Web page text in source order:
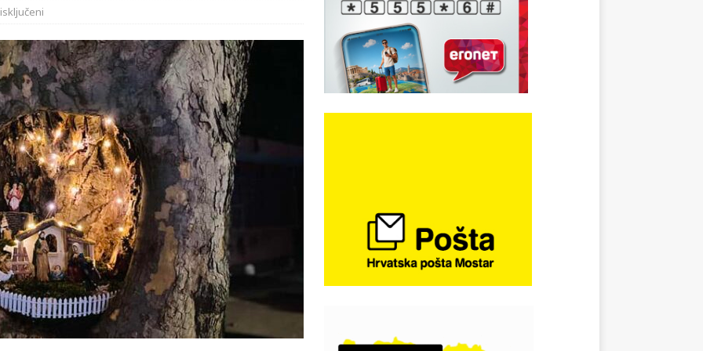
Vozači satima čekaju, dok se drugi ubacuju sa strane
VIJESTI
29. srpnja 2018, preminuo je glazbeni genij Oliver Dragojević
o Oluji: Hrvati imaju što slaviti, dobili su ono što im povijesno